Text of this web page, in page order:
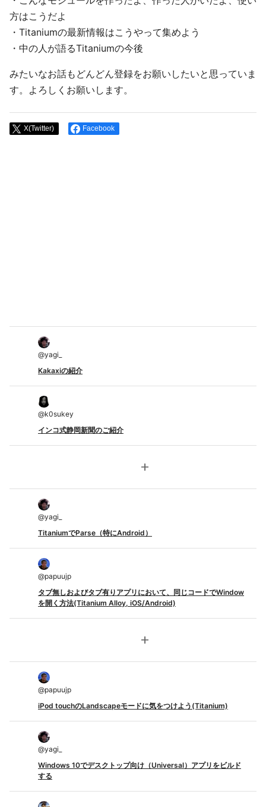
方はこうだよ
・Titaniumの最新情報はこうやって集めよう
・中の人が語るTitaniumの今後
みたいなお話もどんどん登録をお願いしたいと思っていま
す。よろしくお願いします。
X(Twitter) Facebook
@yagi_
Kakaxiの紹介
@k0sukey
インコ式静岡新聞のご紹介
add
@yagi_
TitaniumでParse（特にAndroid）
@papuujp
タブ無しおよびタブ有りアプリにおいて、同じコードでWindow
を開く方法(Titanium Alloy, iOS/Android)
add
@papuujp
iPod touchのLandscapeモードに気をつけよう(Titanium)
@yagi_
Windows 10でデスクトップ向け（Universal）アプリをビルド
する